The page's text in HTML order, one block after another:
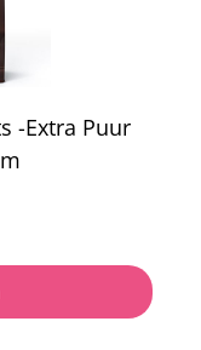
-Extra Puur